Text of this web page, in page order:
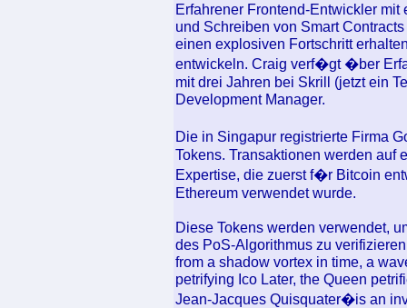
Erfahrener Frontend-Entwickler
und Schreiben von Smart
einen explosiven Fortschritt
entwickeln. Craig verf�gt �ber
mit drei Jahren bei Skrill (jetzt ein
Development Manager.
Die in Singapur registrierte Firma
Tokens. Transaktionen werden auf
Expertise, die zuerst f�r Bitcoin
Ethereum verwendet wurde.
Diese Tokens werden verwendet,
des PoS-Algorithmus zu
from a shadow vortex in time, a
petrifying Ico Later, the Queen
Jean-Jacques Quisquater�is an